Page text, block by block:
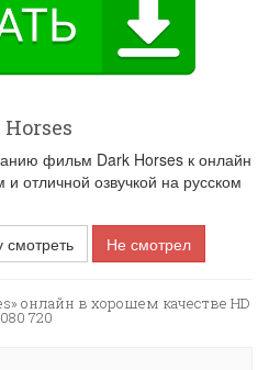
фильм Dark Horses к онлайн
отличной озвучкой на русском
смотреть Не смотрел
онлайн в хорошем качестве HD
720